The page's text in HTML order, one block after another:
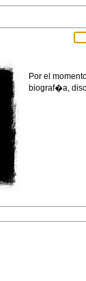
Por el
biograf�a,